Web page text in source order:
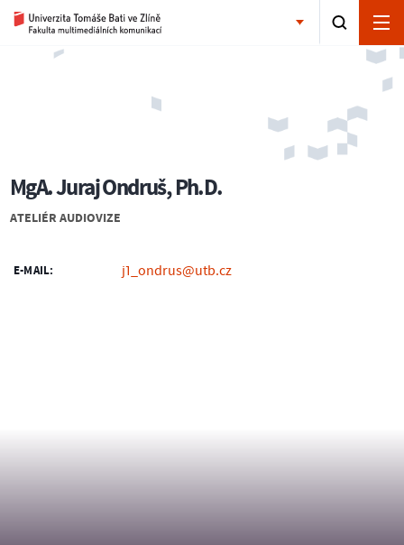
MgA. Juraj Ondruš, Ph.D.
ATELIÉR AUDIOVIZE
E-MAIL: j1_ondrus@utb.cz